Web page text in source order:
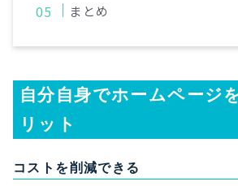
まとめ
自分自身でホームページ
リット
コストを削減できる